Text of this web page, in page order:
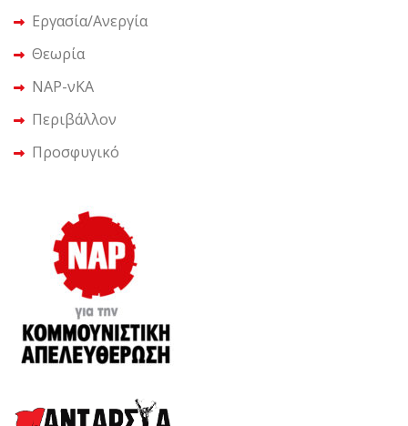
Εργασία/Ανεργία
Θεωρία
ΝΑΡ-νΚΑ
Περιβάλλον
Προσφυγικό